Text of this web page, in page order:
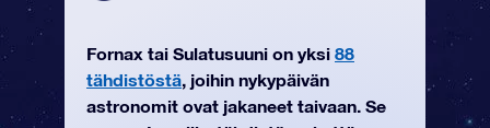
Fornax tai Sulatusuuni on yksi 88
tähdistöstä, joihin nykypäivän
astronomit ovat jakaneet taivaan. Se